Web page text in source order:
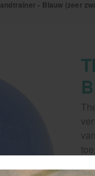
- Blauw (zeer